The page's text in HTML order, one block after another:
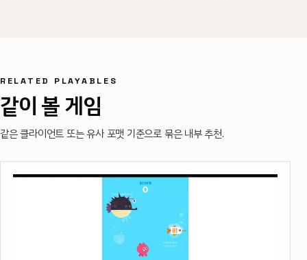
RELATED PLAYABLES
같이 볼 게임
같은 클라이언트 또는 유사 포맷 기준으로 묶은 내부 추천.